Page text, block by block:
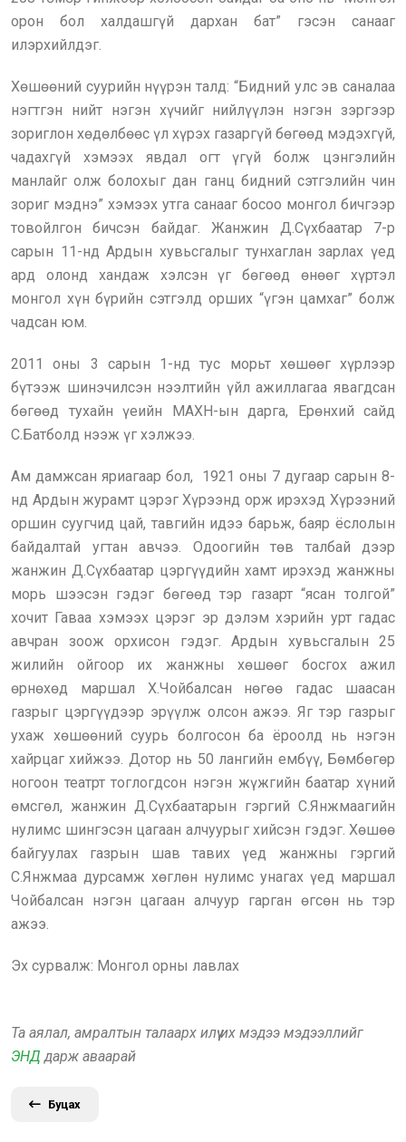
орон бол халдашгүй дархан бат” гэсэн санааг
илэрхийлдэг.
Хөшөөний суурийн нүүрэн талд: “Бидний улс эв саналаа
нэгтгэн нийт нэгэн хүчийг нийлүүлэн нэгэн зэргээр
зориглон хөдөлбөөс үл хүрэх газаргүй бөгөөд мэдэхгүй,
чадахгүй хэмээх явдал огт үгүй болж цэнгэлийн
манлайг олж болохыг дан ганц бидний сэтгэлийн чин
зориг мэднэ” хэмээх утга санааг босоо монгол бичгээр
товойлгон бичсэн байдаг. Жанжин Д.Сүхбаатар 7-р
сарын 11-нд Ардын хувьсгалыг тунхаглан зарлах үед
ард олонд хандаж хэлсэн үг бөгөөд өнөөг хүртэл
монгол хүн бүрийн сэтгэлд орших “үгэн цамхаг” болж
чадсан юм.
2011 оны 3 сарын 1-нд тус морьт хөшөөг хүрлээр
бүтээж шинэчилсэн нээлтийн үйл ажиллагаа явагдсан
бөгөөд тухайн үеийн МАХН-ын дарга, Ерөнхий сайд
С.Батболд нээж үг хэлжээ.
Ам дамжсан яриагаар бол, 1921 оны 7 дугаар сарын 8-
нд Ардын журамт цэрэг Хүрээнд орж ирэхэд Хүрээний
оршин суугчид цай, тавгийн идээ барьж, баяр ёслолын
байдалтай угтан авчээ. Одоогийн төв талбай дээр
жанжин Д.Сүхбаатар цэргүүдийн хамт ирэхэд жанжны
морь шээсэн гэдэг бөгөөд тэр газарт “ясан толгой”
хочит Гаваа хэмээх цэрэг эр дэлэм хэрийн урт гадас
авчран зоож орхисон гэдэг. Ардын хувьсгалын 25
жилийн ойгоор их жанжны хөшөөг босгох ажил
өрнөхөд маршал Х.Чойбалсан нөгөө гадас шаасан
газрыг цэргүүдээр эрүүлж олсон ажээ. Яг тэр газрыг
ухаж хөшөөний суурь болгосон ба ёроолд нь нэгэн
хайрцаг хийжээ. Дотор нь 50 лангийн ембүү, Бөмбөгөр
ногоон театрт тоглогдсон нэгэн жүжгийн баатар хүний
өмсгөл, жанжин Д.Сүхбаатарын гэргий С.Янжмаагийн
нулимс шингэсэн цагаан алчуурыг хийсэн гэдэг. Хөшөө
байгуулах газрын шав тавих үед жанжны гэргий
С.Янжмаа дурсамж хөглөн нулимс унагах үед маршал
Чойбалсан нэгэн цагаан алчуур гарган өгсөн нь тэр
ажээ.
Эх сурвалж: Монгол орны лавлах
Та аялал, амралтын талаарх илүү их мэдээ мэдээллийг
ЭНД дарж аваарай
Буцах